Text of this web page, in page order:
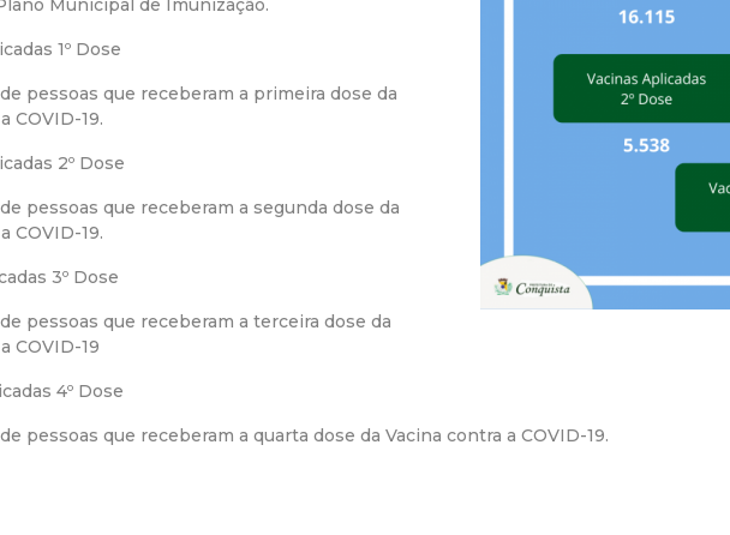
a
u
i
i
Municipal de Imunização.
1º Dose
pessoas que receberam a primeira dose da
COVID-19.
2º Dose
pessoas que receberam a segunda dose da
COVID-19.
3º Dose
pessoas que receberam a terceira dose da
COVID-19
4º Dose
pessoas que receberam a quarta dose da Vacina contra a COVID-19.